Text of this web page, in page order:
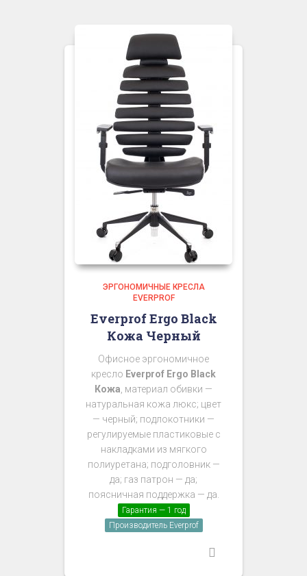
ЭРГОНОМИЧНЫЕ КРЕСЛА
EVERPROF
Everprof Ergo Black
Кожа Черный
Офисное эргономичное
кресло Everprof Ergo Black
Кожа, материал обивки —
натуральная кожа люкс; цвет
— черный; подлокотники —
регулируемые пластиковые с
накладками из мягкого
полиуретана; подголовник —
да; газ патрон — да;
поясничная поддержка — да.
Гарантия — 1 год
Производитель Everprof